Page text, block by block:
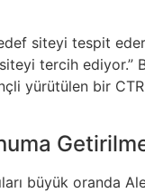
siteyi tespit
tercih ediyor.”
yürütülen bir CTR
büyük oranda